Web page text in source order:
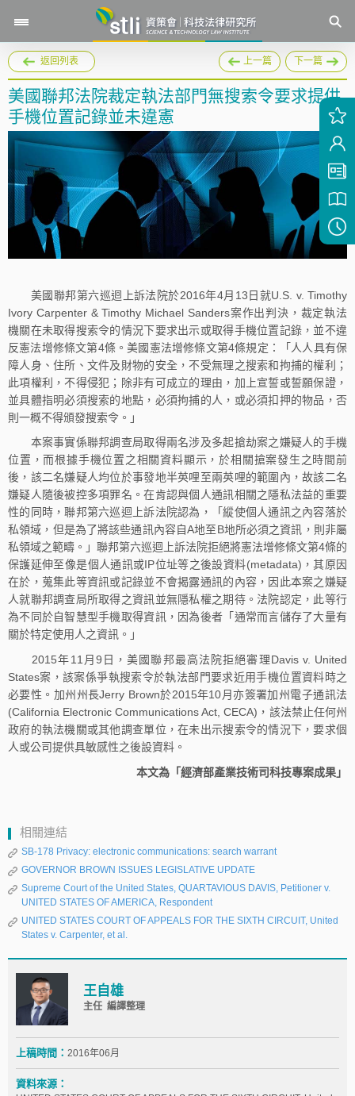
返回列表 上一篇 下一篇
美國聯邦法院裁定執法部門無搜索令要求提供
手機位置記錄並未違憲
美國聯邦第六巡迴上訴法院於2016年4月13日就U.S. v. Timothy
Ivory Carpenter & Timothy Michael Sanders案作出判決，裁定執法
機關在未取得搜索令的情況下要求出示或取得手機位置記錄，並不違
反憲法增修條文第4條。美國憲法增修條文第4條規定：「人人具有保
障人身、住所、文件及財物的安全，不受無理之搜索和拘捕的權利；
此項權利，不得侵犯；除非有可成立的理由，加上宣誓或誓願保證，
並具體指明必須搜索的地點，必須拘捕的人，或必須扣押的物品，否
則一概不得頒發搜索令。」
本案事實係聯邦調查局取得兩名涉及多起搶劫案之嫌疑人的手機
位置，而根據手機位置之相關資料顯示，於相關搶案發生之時間前
後，該二名嫌疑人均位於事發地半英哩至兩英哩的範圍內，故該二名
嫌疑人隨後被控多項罪名。在肯認與個人通訊相關之隱私法益的重要
性的同時，聯邦第六巡迴上訴法院認為，「縱使個人通訊之內容落於
私領域，但是為了將該些通訊內容自A地至B地所必須之資訊，則非屬
私領域之範疇。」聯邦第六巡迴上訴法院拒絕將憲法增修條文第4條的
保護延伸至像是個人通訊或IP位址等之後設資料(metadata)，其原因
在於，蒐集此等資訊或記錄並不會揭露通訊的內容，因此本案之嫌疑
人就聯邦調查局所取得之資訊並無隱私權之期待。法院認定，此等行
為不同於自智慧型手機取得資訊，因為後者「通常而言儲存了大量有
關於特定使用人之資訊。」
2015年11月9日，美國聯邦最高法院拒絕審理Davis v. United
States案，該案係爭執搜索令於執法部門要求近用手機位置資料時之
必要性。加州州長Jerry Brown於2015年10月亦簽署加州電子通訊法
(California Electronic Communications Act, CECA)，該法禁止任何州
政府的執法機關或其他調查單位，在未出示搜索令的情況下，要求個
人或公司提供具敏感性之後設資料。
本文為「經濟部產業技術司科技專案成果」
相關連結
SB-178 Privacy: electronic communications: search warrant
GOVERNOR BROWN ISSUES LEGISLATIVE UPDATE
Supreme Court of the United States, QUARTAVIOUS DAVIS, Petitioner v.
UNITED STATES OF AMERICA, Respondent
UNITED STATES COURT OF APPEALS FOR THE SIXTH CIRCUIT, United
States v. Carpenter, et al.
王自雄
主任 編譯整理
上稿時間： 2016年06月
資料來源：